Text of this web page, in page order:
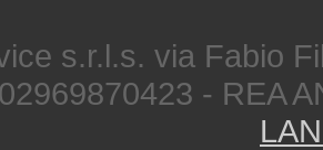
s.r.l.s. via Fabio
- REA